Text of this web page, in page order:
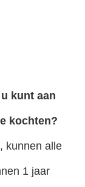
kunt aan
kochten?
kunnen alle
1 jaar